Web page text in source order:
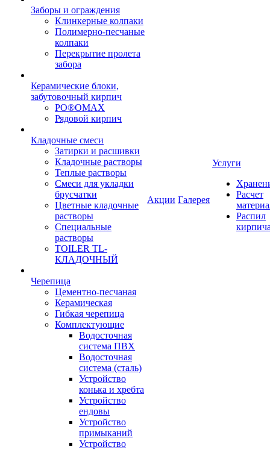
Заборы и ограждения
Клинкерные колпаки
Полимерно-песчаные
колпаки
Перекрытие пролета
забора
Керамические блоки,
забутовочный кирпич
PO®OMAX
Рядовой кирпич
Кладочные смеси
Затирки и расшивки
Кладочные растворы
Теплые растворы
Смеси для укладки
брусчатки
Цветные кладочные
растворы
Специальные
растворы
TOILER TL-
КЛАДОЧНЫЙ
Черепица
Цементно-песчаная
Керамическая
Гибкая черепица
Комплектующие
Водосточная
система ПВХ
Водосточная
система (сталь)
Устройство
конька и хребта
Устройство
ендовы
Устройство
примыканий
Устройство
Акции Галерея
Услуги
Расчет
Распил